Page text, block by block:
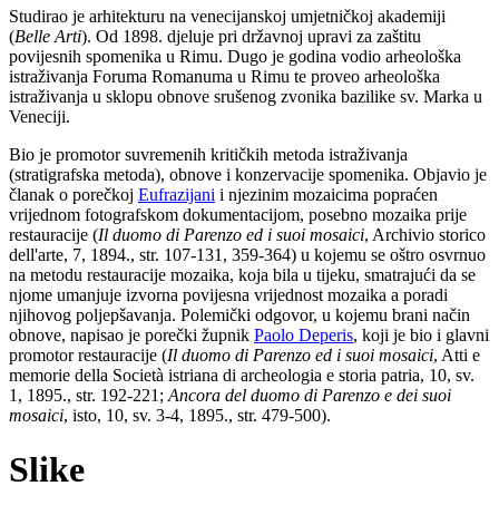
Studirao je arhitekturu na venecijanskoj umjetničkoj akademiji
(Belle Arti). Od 1898. djeluje pri državnoj upravi za zaštitu
povijesnih spomenika u Rimu. Dugo je godina vodio arheološka
istraživanja Foruma Romanuma u Rimu te proveo arheološka
istraživanja u sklopu obnove srušenog zvonika bazilike sv. Marka u
Veneciji.
Bio je promotor suvremenih kritičkih metoda istraživanja
(stratigrafska metoda), obnove i konzervacije spomenika. Objavio je
članak o porečkoj Eufrazijani i njezinim mozaicima popraćen
vrijednom fotografskom dokumentacijom, posebno mozaika prije
restauracije (Il duomo di Parenzo ed i suoi mosaici, Archivio storico
dell'arte, 7, 1894., str. 107-131, 359-364) u kojemu se oštro osvrnuo
na metodu restauracije mozaika, koja bila u tijeku, smatrajući da se
njome umanjuje izvorna povijesna vrijednost mozaika a poradi
njihovog poljepšavanja. Polemički odgovor, u kojemu brani način
obnove, napisao je porečki župnik Paolo Deperis, koji je bio i glavni
promotor restauracije (Il duomo di Parenzo ed i suoi mosaici, Atti e
memorie della Società istriana di archeologia e storia patria, 10, sv.
1, 1895., str. 192-221; Ancora del duomo di Parenzo e dei suoi
mosaici, isto, 10, sv. 3-4, 1895., str. 479-500).
Slike